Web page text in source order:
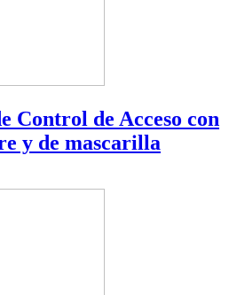
Control de Acceso con
y de mascarilla